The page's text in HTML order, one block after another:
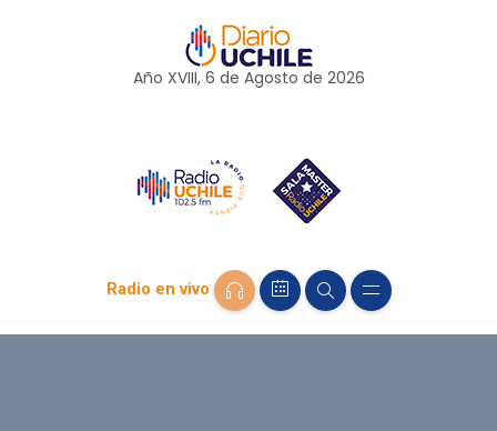
Año XVIII, 6 de Agosto de 2026
Radio en vivo